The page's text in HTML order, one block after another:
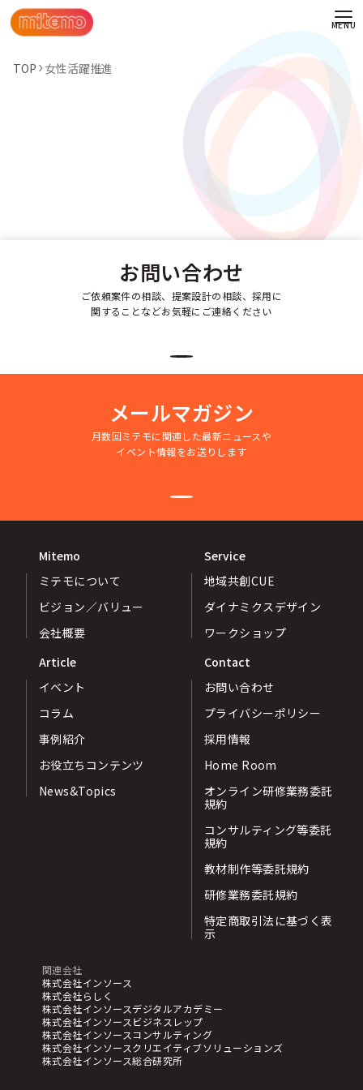
ー
TOP 女性活躍推進
お問い合わせ
ご依頼案件の相談、提案設計の相談、採用に
関することなどお気軽にご連絡ください
メールマガジン
月数回ミテモに関連した最新ニュースや
イベント情報をお送りします
Mitemo
ミテモについて
ビジョン／バリュー
会社概要
Service
地域共創CUE
ダイナミクスデザイン
ワークショップ
Article
イベント
コラム
事例紹介
お役立ちコンテンツ
News&Topics
Contact
お問い合わせ
プライバシーポリシー
採用情報
Home Room
オンライン研修業務委託
規約
コンサルティング等委託
規約
教材制作等委託規約
研修業務委託規約
特定商取引法に基づく表
示
関連会社
株式会社インソース
株式会社らしく
株式会社インソースデジタルアカデミー
株式会社インソースビジネスレップ
株式会社インソースコンサルティング
株式会社インソースクリエイティブソリューションズ
株式会社インソース総合研究所